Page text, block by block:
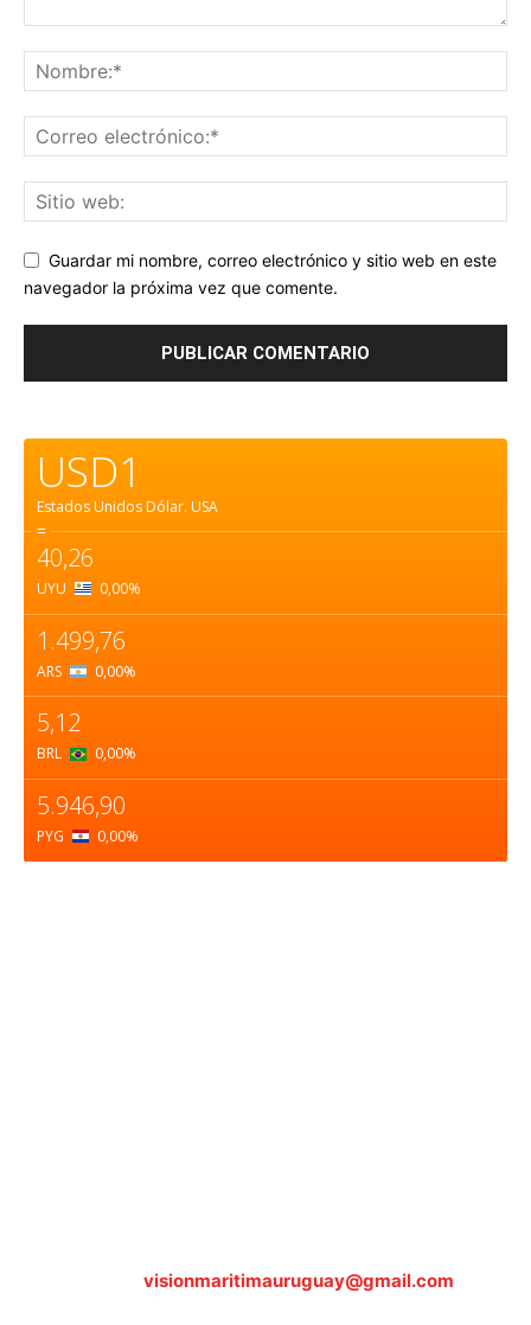
Guardar mi nombre, correo electrónico y sitio web en este
navegador la próxima vez que comente.
USD1
Estados Unidos Dólar. USA
=
40,26
UYU 0,00%
1.499,76
ARS 0,00%
5,12
BRL 0,00%
5.946,90
PYG 0,00%
visionmaritimauruguay@gmail.com